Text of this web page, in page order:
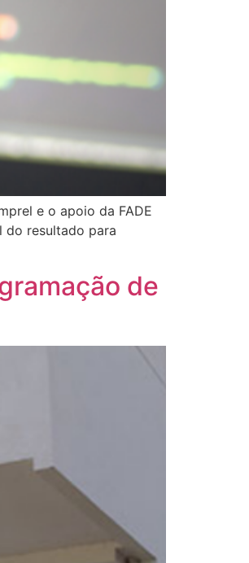
e o apoio da FADE
do resultado para
de